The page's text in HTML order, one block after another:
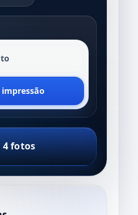
fotos